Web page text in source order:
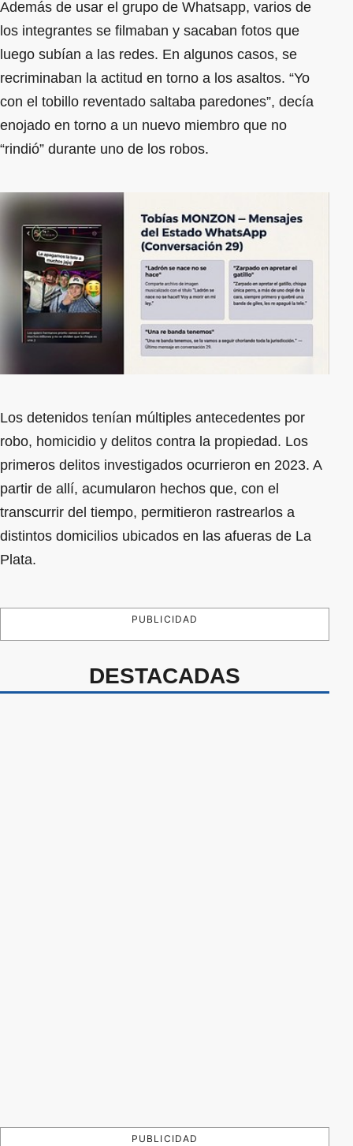
Además de usar el grupo de Whatsapp, varios de
los integrantes se filmaban y sacaban fotos que
luego subían a las redes. En algunos casos, se
recriminaban la actitud en torno a los asaltos. “Yo
con el tobillo reventado saltaba paredones”, decía
enojado en torno a un nuevo miembro que no
“rindió” durante uno de los robos.
Los detenidos tenían múltiples antecedentes por
robo, homicidio y delitos contra la propiedad. Los
primeros delitos investigados ocurrieron en 2023. A
partir de allí, acumularon hechos que, con el
transcurrir del tiempo, permitieron rastrearlos a
distintos domicilios ubicados en las afueras de La
Plata.
PUBLICIDAD
DESTACADAS
PUBLICIDAD